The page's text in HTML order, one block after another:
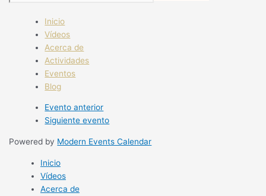
Inicio
Vídeos
Acerca de
Actividades
Eventos
Blog
Evento anterior
Siguiente evento
Powered by Modern Events Calendar
Inicio
Vídeos
Acerca de